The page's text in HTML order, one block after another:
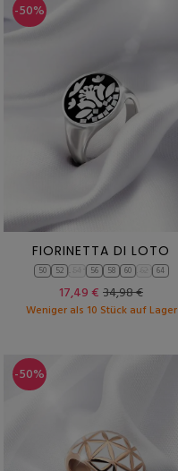
-50%
FIORINETTA DI LOTO
50 52 56 58 60 64
17,49 € 34,98 €
Weniger als 10 Stück auf Lager
-50%